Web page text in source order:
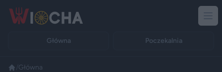
Główna Poczekalnia
Główna